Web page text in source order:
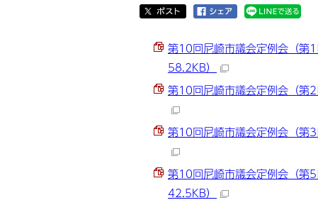
第10回尼崎市議会定例会（
58.2KB）
第10回尼崎市議会定例会（
第10回尼崎市議会定例会（
第10回尼崎市議会定例会（
42.5KB）